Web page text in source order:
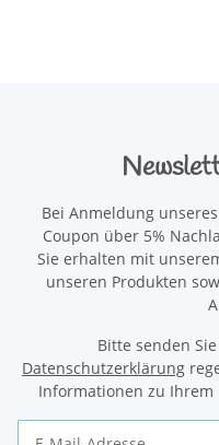
Bei Anmeldung
Coupon über 5%
Sie erhalten mit
unseren Produkten
Bitte senden
Datenschutzerklärung
Informationen zu